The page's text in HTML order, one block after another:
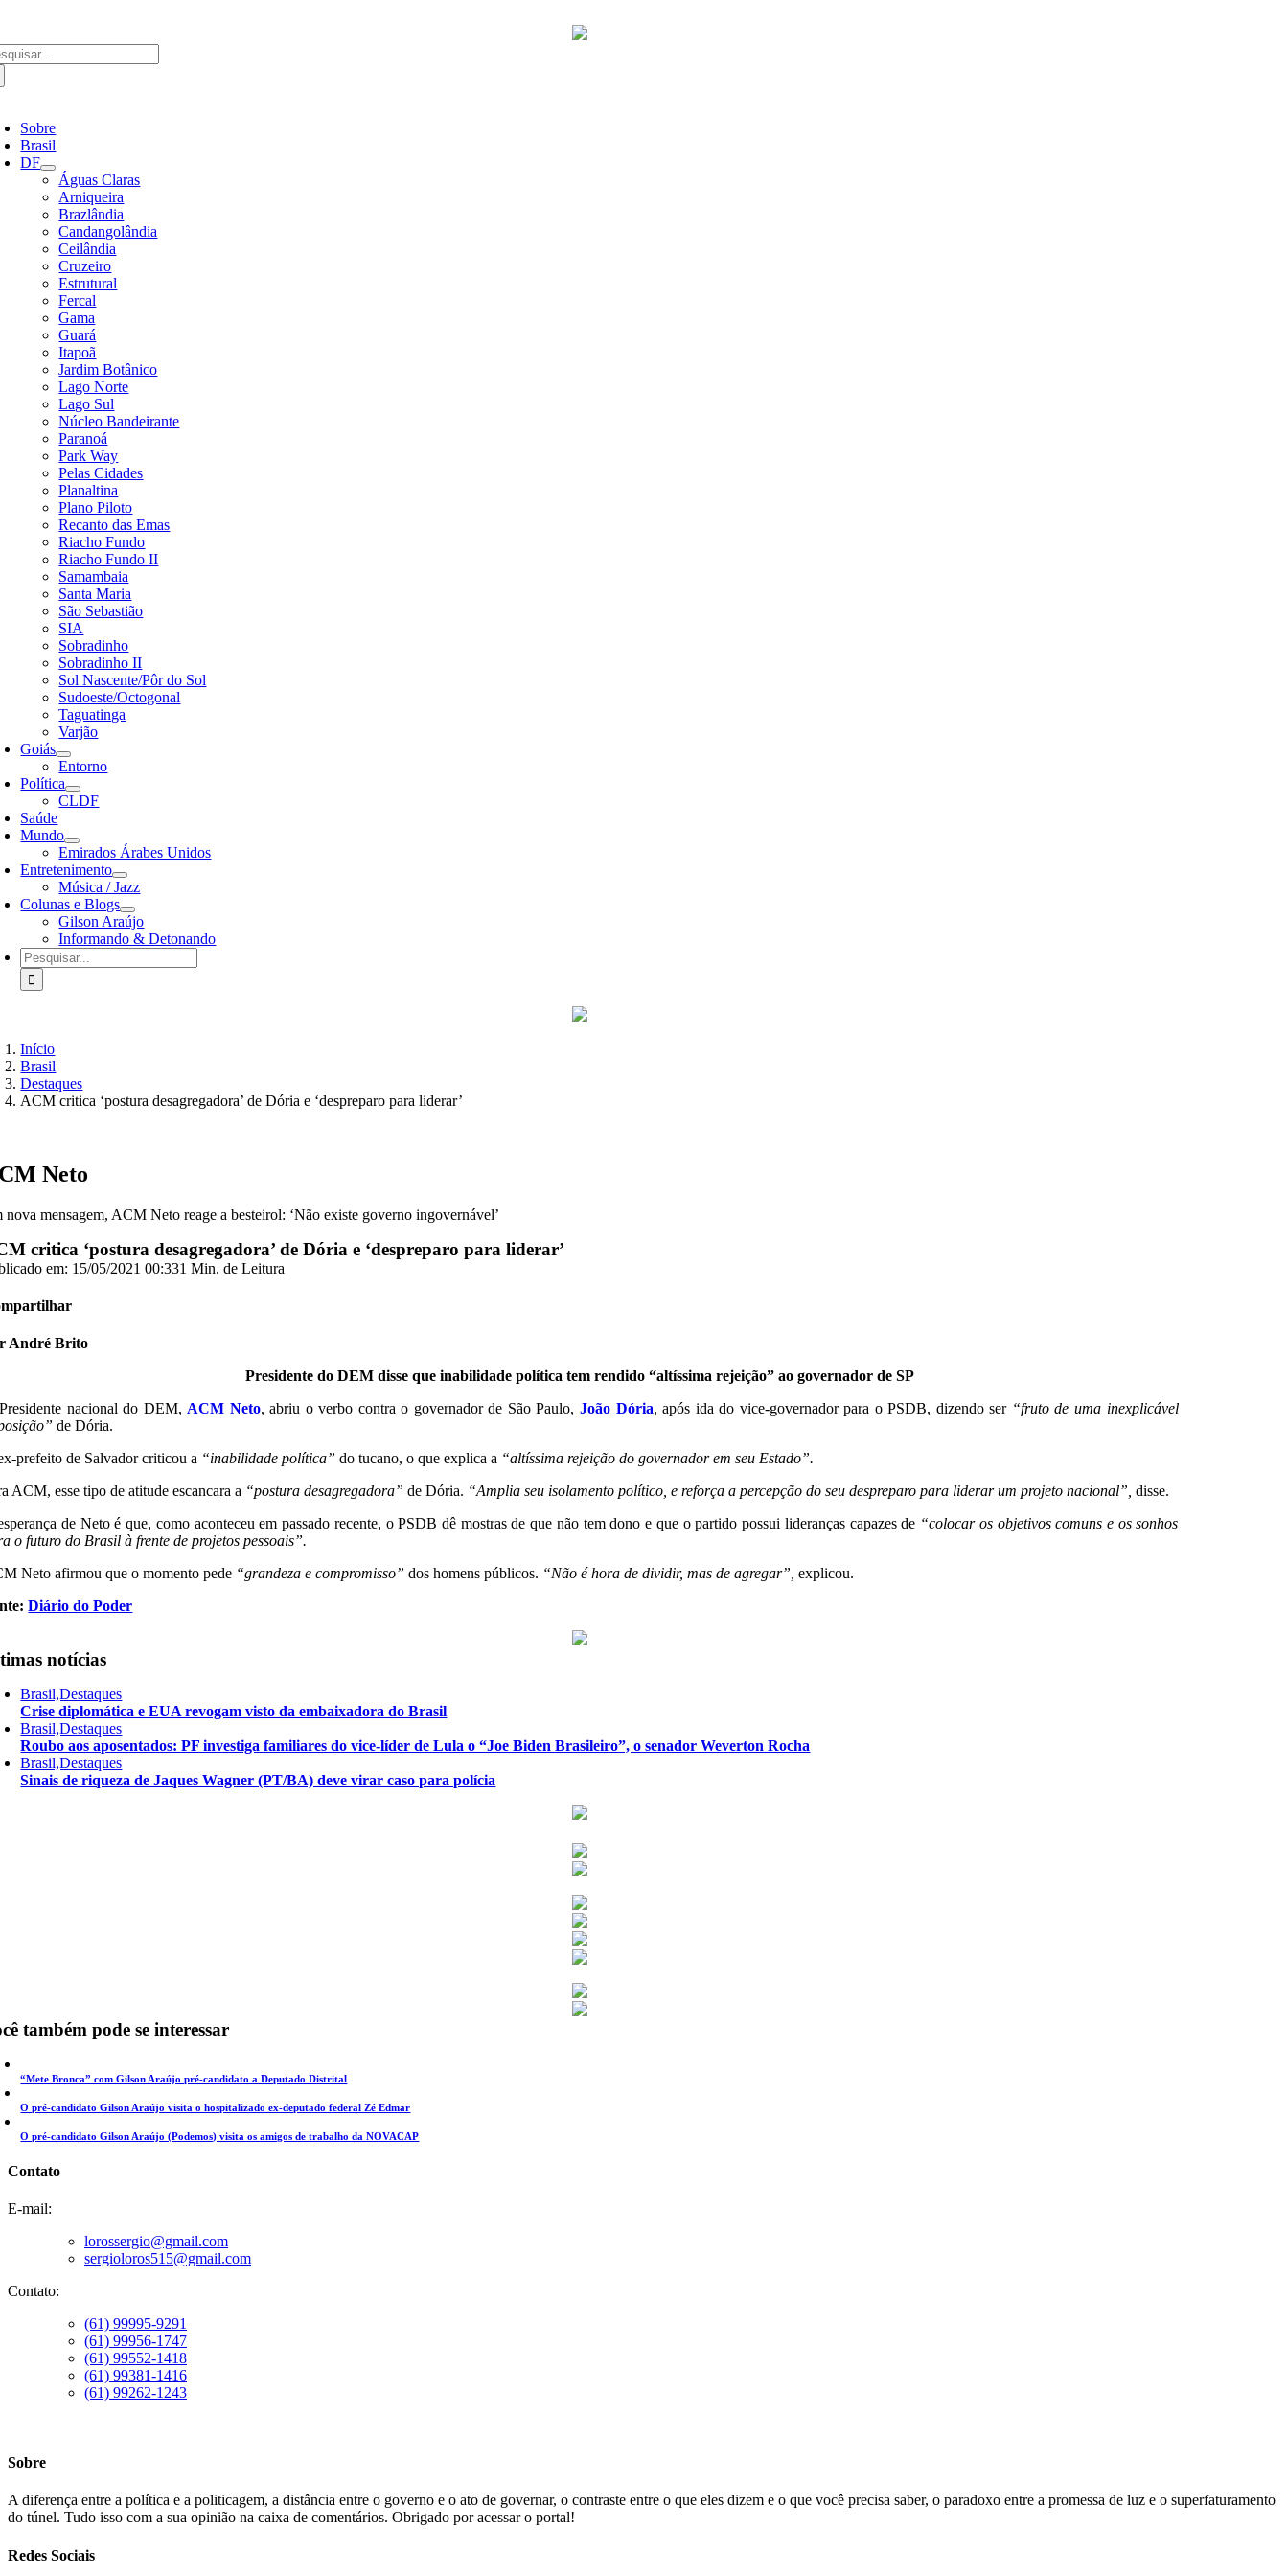
o
conteúdo
Sobre
Brasil
DF
Águas Claras
Arniqueira
Brazlândia
Candangolândia
Ceilândia
Cruzeiro
Estrutural
Fercal
Gama
Guará
Itapoã
Jardim Botânico
Lago Norte
Lago Sul
Núcleo Bandeirante
Paranoá
Park Way
Pelas Cidades
Planaltina
Plano Piloto
Recanto das Emas
Riacho Fundo
Riacho Fundo II
Samambaia
Santa Maria
São Sebastião
SIA
Sobradinho
Sobradinho II
Sol Nascente/Pôr do Sol
Sudoeste/Octogonal
Taguatinga
Varjão
Goiás
Entorno
Política
CLDF
Saúde
Mundo
Emirados Árabes Unidos
Entretenimento
Música / Jazz
Colunas e Blogs
Gilson Araújo
Informando & Detonando
Buscar
resultados
para:
Início
Brasil
Destaques
ACM critica ‘postura desagregadora’ de Dória e ‘despreparo para liderar’
Neto
nova mensagem, ACM Neto reage a besteirol: ‘Não existe governo ingovernável’
critica ‘postura desagregadora’ de Dória e ‘despreparo para liderar’
em: 15/05/2021 00:331 Min. de Leitura
André Brito
Presidente do DEM disse que inabilidade política tem rendido “altíssima rejeição” ao governador de SP
nacional do DEM, ACM Neto, abriu o verbo contra o governador de São Paulo,João Dória, após ida do vice-governador para o PSDB, dizendo ser“fruto de uma inexplicável
de Dória.
prefeito de Salvador criticou a “inabilidade política”do tucano, o que explica a “altíssima rejeição do governador em seu Estado”.
ACM, esse tipo de atitude escancara a “postura desagregadora” de Dória. “Amplia seu isolamento político, e reforça a percepção do seu despreparo para liderar um projeto nacional”,disse.
de Neto é que, como aconteceu em passado recente, o PSDB dê mostras de que não tem dono e que o partido possui lideranças capazes de “colocar os objetivos comuns e os sonhos
o futuro do Brasil à frente de projetos pessoais”.
Neto afirmou que o momento pede “grandeza e compromisso” dos homens públicos. “Não é hora de dividir, mas de agregar”, explicou.
Diário do Poder
notícias
Brasil,Destaques
Crise diplomática e EUA revogam visto da embaixadora do Brasil
Brasil,Destaques
Roubo aos aposentados: PF investiga familiares do vice-líder de Lula o “Joe Biden Brasileiro”, o senador Weverton Rocha
Brasil,Destaques
Sinais de riqueza de Jaques Wagner (PT/BA) deve virar caso para polícia
também pode se interessar
“Mete Bronca” com Gilson Araújo pré-candidato a Deputado Distrital
O pré-candidato Gilson Araújo visita o hospitalizado ex-deputado federal Zé Edmar
O pré-candidato Gilson Araújo (Podemos) visita os amigos de trabalho da NOVACAP
Contato
E-mail:
lorossergio@gmail.com
sergioloros515@gmail.com
Contato:
(61) 99995-9291
(61) 99956-1747
(61) 99552-1418
(61) 99381-1416
(61) 99262-1243
Sobre
A diferença entre a política e a politicagem, a distância entre o governo e o ato de governar, o contraste entre o que eles dizem e o que você precisa saber, o paradoxo entre a promessa de luz e o superfaturamento
do túnel. Tudo isso com a sua opinião na caixa de comentários. Obrigado por acessar o portal!
Redes Sociais